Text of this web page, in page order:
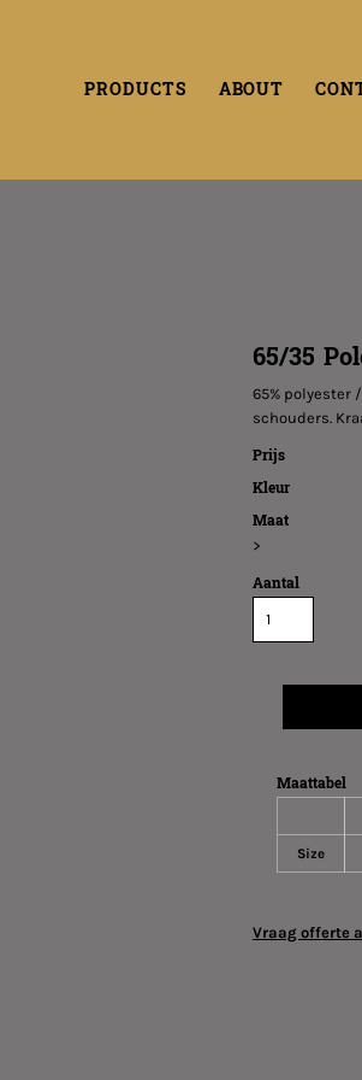
PRODUCTS ABOUT
65/35
65% polyester
schouders.
Prijs
Kleur
Maat
>
Aantal
Maattabel
Size
Vraag offerte